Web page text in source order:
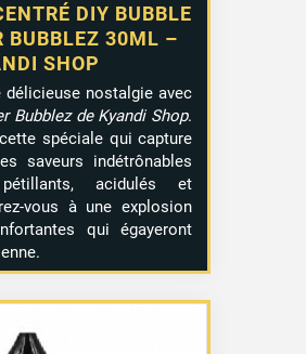
DIY BUBBLE
BUBBLEZ 30ML –
SHOP
délicieuse nostalgie avec
Bubblez de Kyandi Shop.
spéciale qui capture
saveurs indétrônables
acidulés et
vous à une explosion
qui égayeront